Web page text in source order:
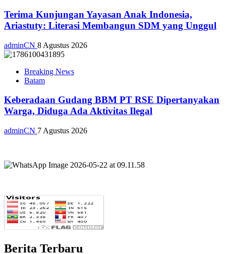
Terima Kunjungan Yayasan Anak Indonesia,
Ariastuty: Literasi Membangun SDM yang Unggul
adminCN 8 Agustus 2026
Breaking News
Batam
Keberadaan Gudang BBM PT RSE Dipertanyakan
Warga, Diduga Ada Aktivitas Ilegal
adminCN 7 Agustus 2026
Berita Terbaru